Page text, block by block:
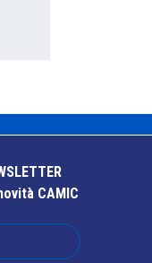
CAMIC